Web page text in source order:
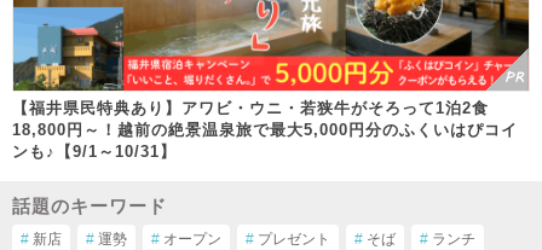
【福井県民特典あり】アワビ・ウニ・若狭牛がそろって1泊2食
18,800円～！越前の絶景温泉旅で最大5,000円分のふくいはぴコイ
ンも♪【9/1～10/31】
話題のキーワード
# 新店 # 運勢 # オープン # プレゼント # そば # ランチ